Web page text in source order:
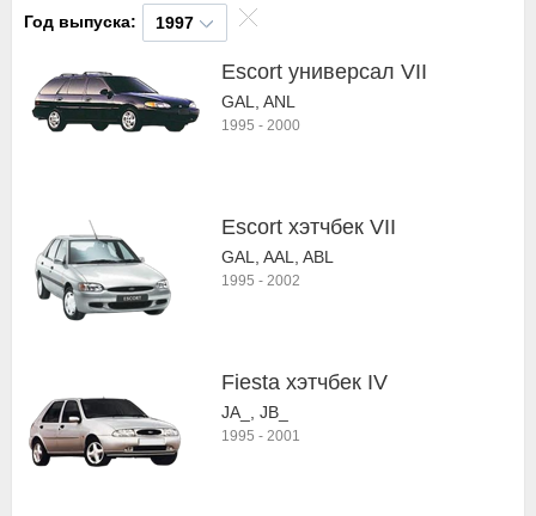
Год выпуска: 1997
Escort универсал VII
GAL, ANL
1995 - 2000
Escort хэтчбек VII
GAL, AAL, ABL
1995 - 2002
Fiesta хэтчбек IV
JA_, JB_
1995 - 2001